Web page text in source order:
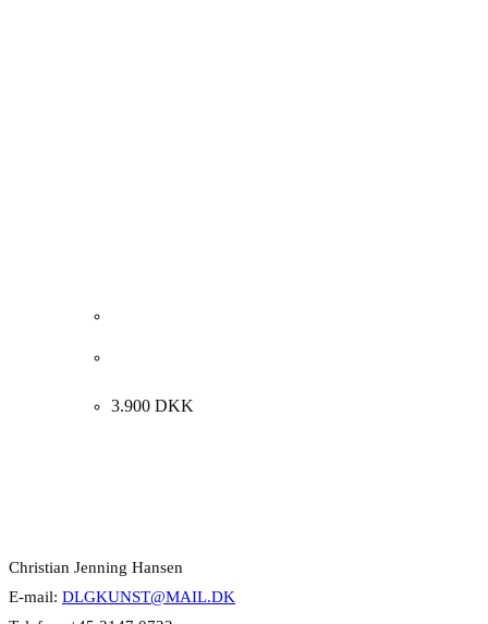
3.900 DKK
Christian Jenning Hansen
E-mail: DLGKUNST@MAIL.DK